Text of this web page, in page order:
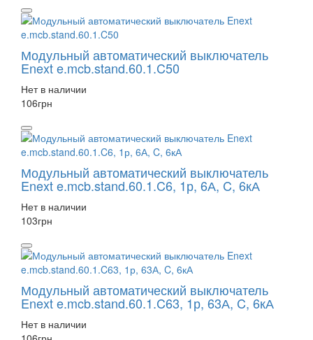
Модульный автоматический выключатель
Enext e.mcb.stand.60.1.C50
Нет в наличии
106грн
Модульный автоматический выключатель
Enext e.mcb.stand.60.1.C6, 1р, 6А, C, 6кА
Нет в наличии
103грн
Модульный автоматический выключатель
Enext e.mcb.stand.60.1.C63, 1р, 63А, C, 6кА
Нет в наличии